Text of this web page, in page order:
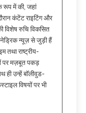
रूप में की, जहां
कंटेंट राइटिंग और
विशेष रुचि विकसित
नेड्रिक न्यूज़ से जुड़ी हैं
तथा राष्ट्रीय-
पर मज़बूत पकड़
ही उन्हें बॉलीवुड-
विषयों पर भी